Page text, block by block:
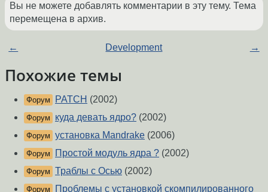
Вы не можете добавлять комментарии в эту тему. Тема
перемещена в архив.
← Development →
Похожие темы
Форум PATCH (2002)
Форум куда девать ядро? (2002)
Форум установка Mandrake (2006)
Форум Простой модуль ядра ? (2002)
Форум Траблы с Осью (2002)
Форум Проблемы с установкой скомпилированного